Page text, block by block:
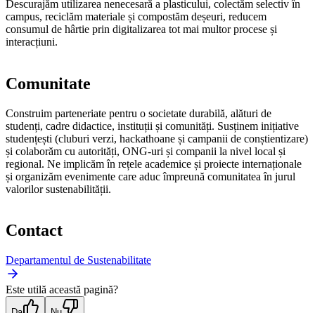
Descurajăm utilizarea nenecesară a plasticului, colectăm selectiv în
campus, reciclăm materiale și compostăm deșeuri, reducem
consumul de hârtie prin digitalizarea tot mai multor procese și
interacțiuni.
Comunitate
Construim parteneriate pentru o societate durabilă, alături de
studenți, cadre didactice, instituții și comunități. Susținem inițiative
studențești (cluburi verzi, hackathoane și campanii de conștientizare)
și colaborăm cu autorități, ONG-uri și companii la nivel local și
regional. Ne implicăm în rețele academice și proiecte internaționale
și organizăm evenimente care aduc împreună comunitatea în jurul
valorilor sustenabilității.
Contact
Departamentul de Sustenabilitate
Este utilă această pagină?